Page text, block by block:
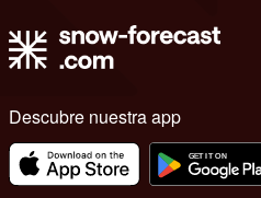
Descubre nuestra app